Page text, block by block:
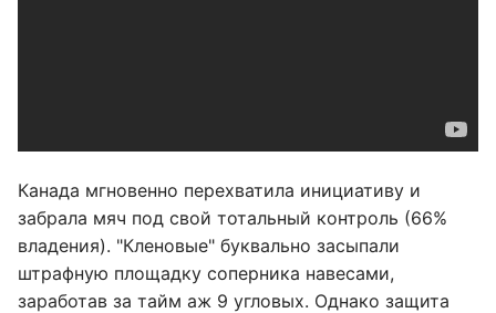
Канада мгновенно перехватила инициативу и
забрала мяч под свой тотальный контроль (66%
владения). "Кленовые" буквально засыпали
штрафную площадку соперника навесами,
заработав за тайм аж 9 угловых. Однако защита